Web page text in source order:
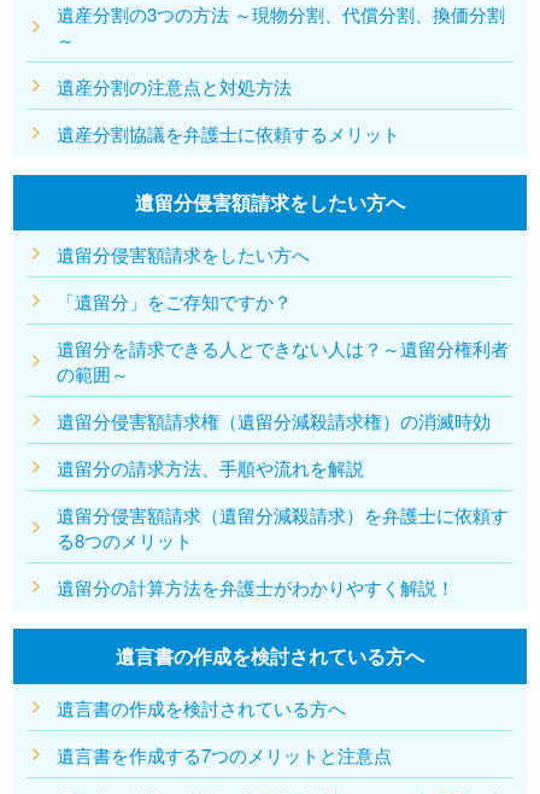
遺産分割の3つの方法 ～現物分割、代償分割、換価分割
～
遺産分割の注意点と対処方法
遺産分割協議を弁護士に依頼するメリット
遺留分侵害額請求をしたい方へ
遺留分侵害額請求をしたい方へ
「遺留分」をご存知ですか？
遺留分を請求できる人とできない人は？～遺留分権利者
の範囲～
遺留分侵害額請求権（遺留分減殺請求権）の消滅時効
遺留分の請求方法、手順や流れを解説
遺留分侵害額請求（遺留分減殺請求）を弁護士に依頼す
る8つのメリット
遺留分の計算方法を弁護士がわかりやすく解説！
遺言書の作成を検討されている方へ
遺言書の作成を検討されている方へ
遺言書を作成する7つのメリットと注意点